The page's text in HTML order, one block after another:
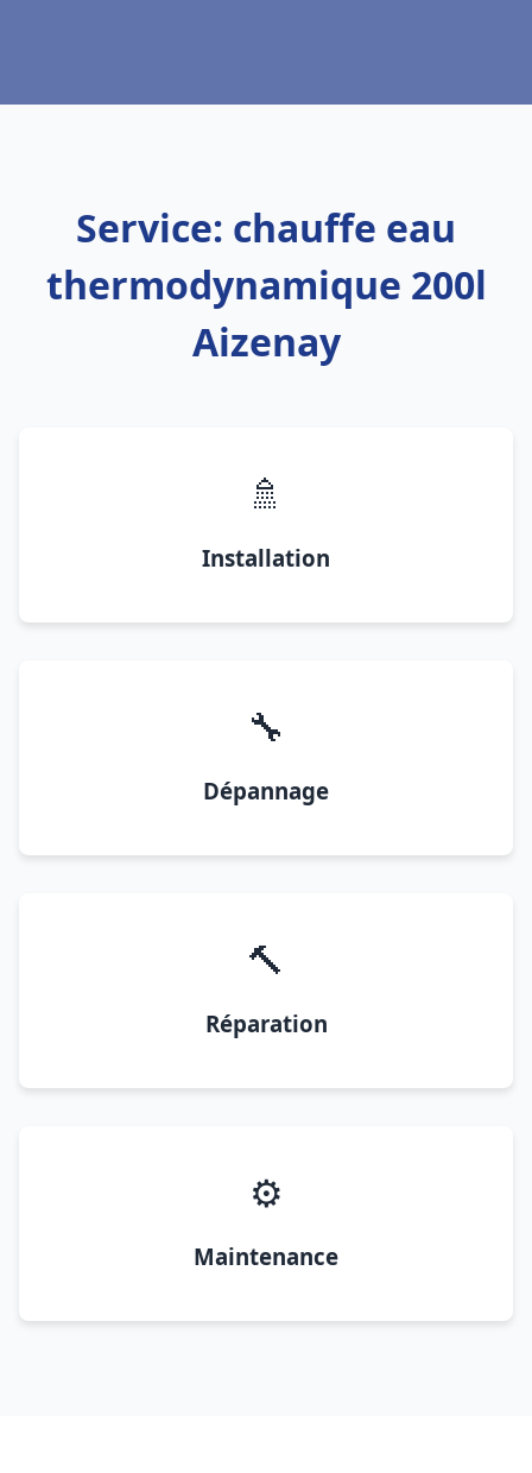
Service: chauffe eau
thermodynamique 200l
Aizenay
🚿
Installation
🔧
Dépannage
🔨
Réparation
⚙️
Maintenance